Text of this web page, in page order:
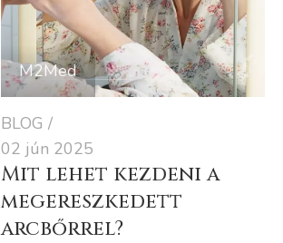
M2Med
BLOG
02 jún 2025
Mit lehet kezdeni a
megereszkedett
arcbőrrel?